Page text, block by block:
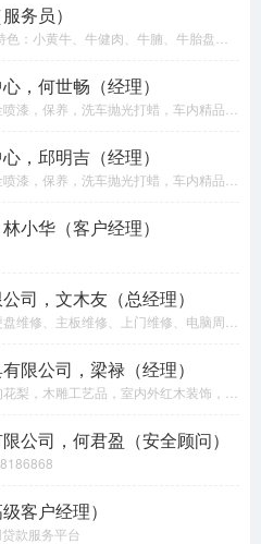
务员）
，何世畅（经理）
，邱明吉（经理）
小华（客户经理）
司，文木友（总经理）
限公司，梁禄（经理）
公司，何君盈（安全顾问）
客户经理）
款服务平台